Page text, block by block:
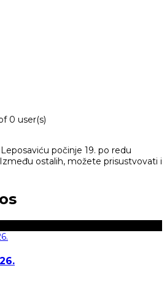
0 user(s)
počinje 19. po redu
ostalih, možete prisustvovati i